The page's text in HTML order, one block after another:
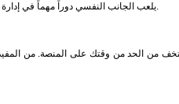
يلعب الجانب النفسي دوراً مهماً في إدارة المخاطر الرقمية. يمكن أن يتسبب التفاعل المستمر مع الترفيه عبر الإنترنت، وخاصةً المقامرة، في حدوث ضغط نفسي أو إرهاق أو إدمان.
من الحد من وقتك على المنصة. من